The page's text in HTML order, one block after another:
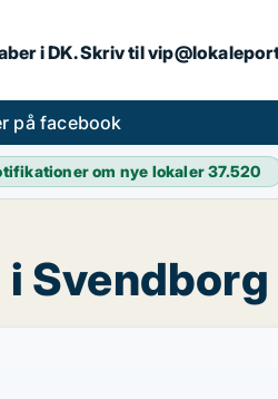
i DK. Skriv til
på facebook
om nye lokaler37.520
Svendborg